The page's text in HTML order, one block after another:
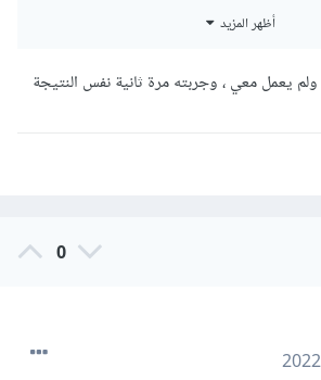
'child_theme_slug_setup' );
إجراءات الإعداد والتسجيل والتهيئة
أظهر المزيد
يعمل معي ، وجربته مرة ثانية نفس النتيجة
0